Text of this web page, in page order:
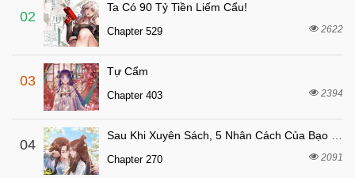
Chapter 107 7 tháng trước
Chapter 106
Chapter 105
Chapter 104
Chapter 103 7 tháng trước
Chapter 102 7 tháng trước
Chapter 101
02
Ta Có 90 Tỷ Tiền Liếm Cẩu!
Chapter 529 2622
03
Tự Cẩm
Chapter 403 2394
04
Chapter 270 2091